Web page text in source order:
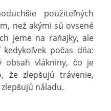
použiteľných
než akými sú ovsené
jeme na raňajky, ale
počas dňa:
obsah vlákniny, čo je
že zlepšujú trávenie,
náladu.